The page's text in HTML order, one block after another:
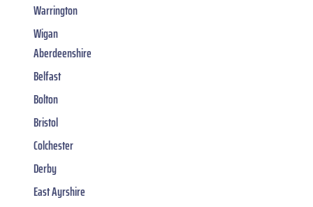
Warrington
Wigan
Aberdeenshire
Belfast
Bolton
Bristol
Colchester
Derby
East Ayrshire